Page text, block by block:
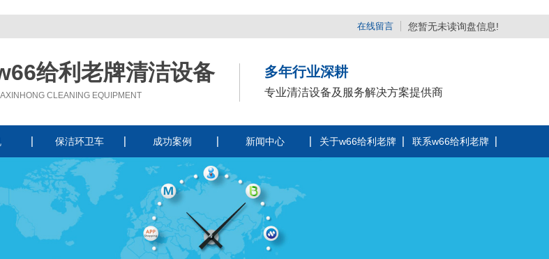
在线留言 您暂无未读询盘信息!
给利老牌清洁设备
CLEANING EQUIPMENT
多年行业深耕
专业清洁设备及服务解决方案提供商
机
保洁环卫车 成功案例 新闻中心
公司动态
行业动态
常见问题
关于w66给利老牌 联系w66给利老牌